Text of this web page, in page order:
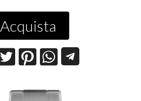
Acquista